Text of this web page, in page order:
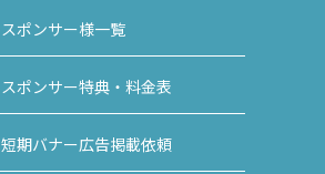
スポンサー様一覧
スポンサー特典・料金表
短期バナー広告掲載依頼